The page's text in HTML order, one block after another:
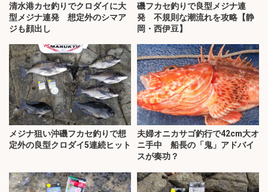
清水港カセ釣りでクロダイに大
型メジナ連発 想定外のシマア
ジも顔出し
磯フカセ釣りで良型メジナ連
発 不規則な潮流れを攻略【静
岡・西伊豆】
メジナ狙い沖磯フカセ釣りで想
定外の良型クロダイ5連続ヒット
夫婦オニカサゴ釣行で42cm大オ
ニ手中 船長の「鬼」アドバイ
スが奏功？